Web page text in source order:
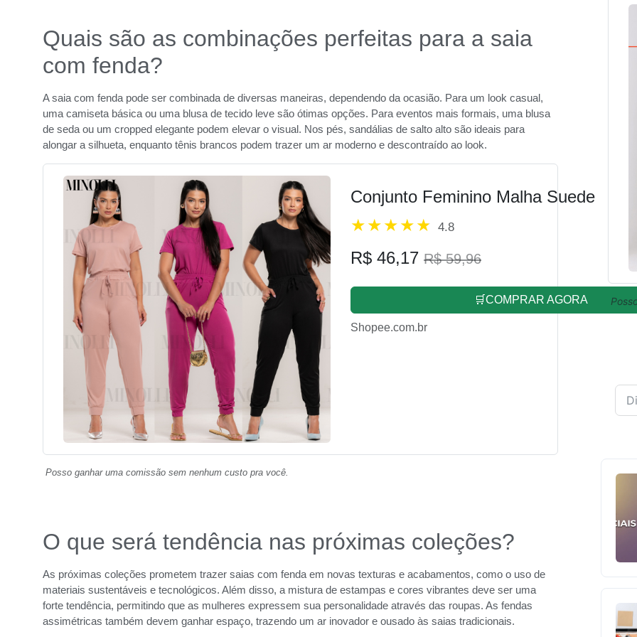
Quais são as combinações perfeitas para a saia
com fenda?
A saia com fenda pode ser combinada de diversas maneiras, dependendo da ocasião. Para um look casual,
uma camiseta básica ou uma blusa de tecido leve são ótimas opções. Para eventos mais formais, uma blusa
de seda ou um cropped elegante podem elevar o visual. Nos pés, sandálias de salto alto são ideais para
alongar a silhueta, enquanto tênis brancos podem trazer um ar moderno e descontraído ao look.
Conjunto Feminino Malha Suede
4.8
R$ 46,17 R$ 59,96
🛒COMPRAR AGORA
Shopee.com.br
Posso ganhar uma comissão sem nenhum custo pra você.
O que será tendência nas próximas coleções?
As próximas coleções prometem trazer saias com fenda em novas texturas e acabamentos, como o uso de
materiais sustentáveis e tecnológicos. Além disso, a mistura de estampas e cores vibrantes deve ser uma
forte tendência, permitindo que as mulheres expressem sua personalidade através das roupas. As fendas
assimétricas também devem ganhar espaço, trazendo um ar inovador e ousado às saias tradicionais.